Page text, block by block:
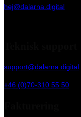
hej@dalarna.digital
support@dalarna.digital
+46 (0)70-310 55 50